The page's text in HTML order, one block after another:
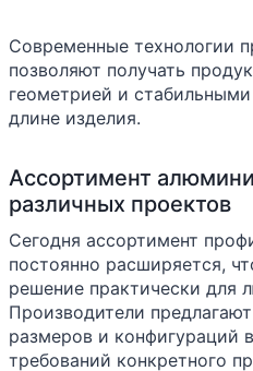
Современные технологии
позволяют получать
геометрией и
длине изделия.
Ассортимент
различных проектов
Сегодня ассортимент
постоянно расширяется,
решение практически для
Производители
размеров и конфигураций
требований конкретного